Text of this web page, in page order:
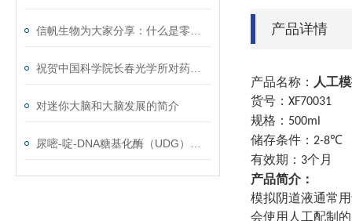
对迷你大脑和大脑发展的简介
产品详情
产品名称： 人工
货号： XF70031
规格： 500ml
储存条件： 2-8℃
有效期： 3个月
产品简介：
模拟阴道液通常
会使用 人工配制